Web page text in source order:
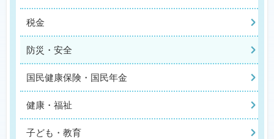
税金
防災・安全
国民健康保険・国民年金
健康・福祉
子ども・教育